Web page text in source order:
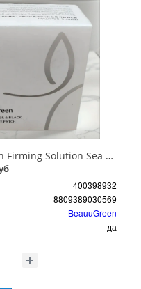
BeauuGreen Hydrogel Eye Patch Firming Solution Sea Cocumber & Black Гидрогелевые патчи для кожи вокруг глаз с экстрактом черного морского огурца 60 шт 90 гр
400398932
8809389030569
BeauuGreen
да